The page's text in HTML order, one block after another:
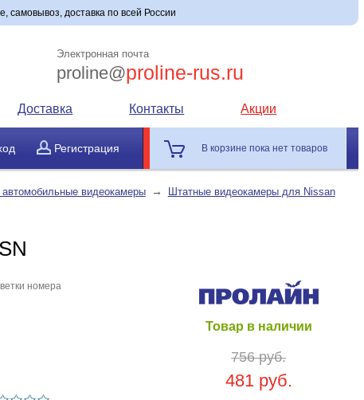
самовывоз, доставка по всей России
Электронная почта
proline@proline-rus.ru
Доставка Контакты Акции
Регистрация В корзине пока нет товаров
видеокамеры → Штатные видеокамеры для Nissan
номера
Товар в наличии
756 руб.
481 руб.